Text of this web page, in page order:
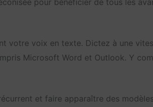
votre voix en texte. Dictez à une
Microsoft Word et Outlook. Y
et faire apparaître des modèles